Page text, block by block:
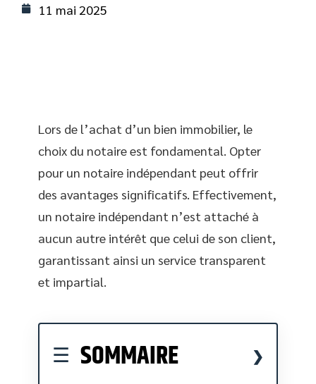
11 mai 2025
Lors de l’achat d’un bien immobilier, le
choix du notaire est fondamental. Opter
pour un notaire indépendant peut offrir
des avantages significatifs. Effectivement,
un notaire indépendant n’est attaché à
aucun autre intérêt que celui de son client,
garantissant ainsi un service transparent
et impartial.
SOMMAIRE